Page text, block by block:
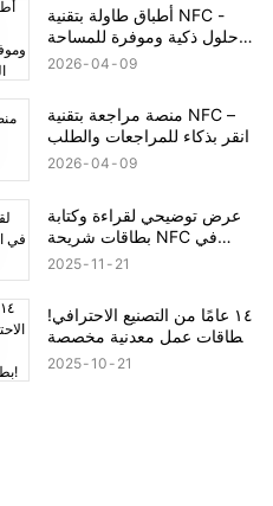
أطباق طاولة بتقنية NFC -
حلول ذكية وموفرة للمساحة
لعرض المراجعات والطلبات
2026 04 09
منصة مراجعة بتقنية NFC –
انقر بذكاء للمراجعات والطلب
2026 04 09
عرض توضيحي لقراءة وكتابة
بطاقات شريحة NFC في
المصنع - رابط المتجر (انقر
2025 11 21
١٤ عامًا من التصنيع الاحترافي!
بطاقات عمل معدنية مخصصة
2025 10 21